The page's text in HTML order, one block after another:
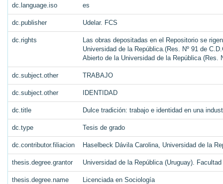
dc.language.iso es
dc.publisher Udelar. FCS
dc.rights
Las obras depositadas en el Repositorio se
Universidad de la República.(Res. Nº 91 de
Abierto de la Universidad de la República (Res.
dc.subject.other TRABAJO
dc.subject.other IDENTIDAD
dc.title Dulce tradición: trabajo e identidad en una
dc.type Tesis de grado
dc.contributor.filiacion Haselbeck Dávila Carolina, Universidad de la
thesis.degree.grantor Universidad de la República (Uruguay).
thesis.degree.name Licenciada en Sociología